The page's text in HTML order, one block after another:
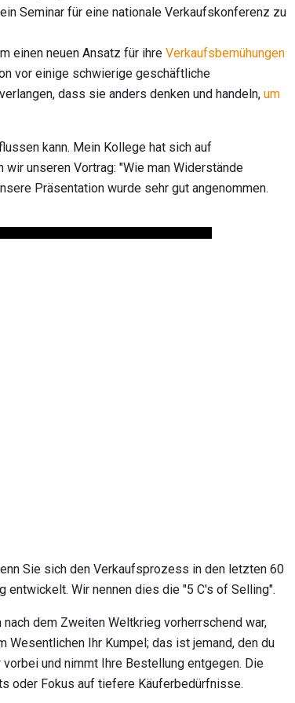
Seminar für eine nationale Verkaufskonferenz zu
einen neuen Ansatz für ihre Verkaufsbemühungen
vor einige schwierige geschäftliche
verlangen, dass sie anders denken und handeln, um
kann. Mein Kollege hat sich auf
unseren Vortrag: "Wie man Widerstände
Präsentation wurde sehr gut angenommen.
Sie sich den Verkaufsprozess in den letzten 60
entwickelt. Wir nennen dies die "5 C's of Selling".
dem Zweiten Weltkrieg vorherrschend war,
Ihr Kumpel; das ist jemand, den du
und nimmt Ihre Bestellung entgegen. Die
oder Fokus auf tiefere Käuferbedürfnisse.